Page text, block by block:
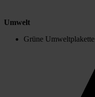
Umwelt
Grüne Umweltplakette